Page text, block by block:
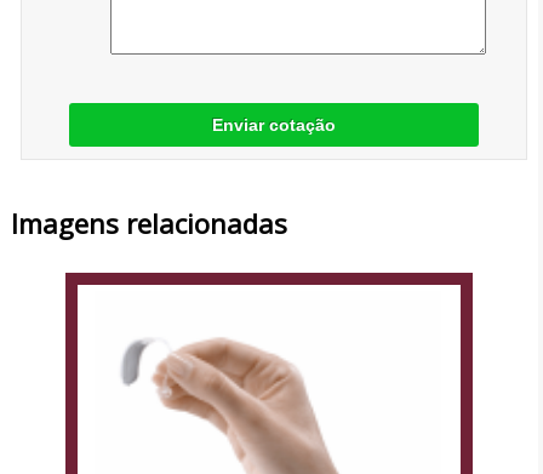
Enviar cotação
Imagens relacionadas